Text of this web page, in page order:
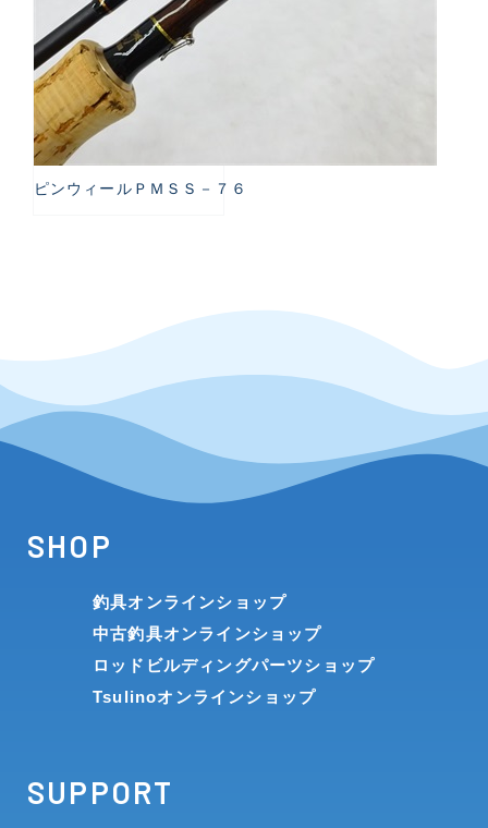
ピンウィールＰＭＳＳ－７６
SHOP
釣具オンラインショップ
中古釣具オンラインショップ
ロッドビルディングパーツショップ
Tsulinoオンラインショップ
SUPPORT